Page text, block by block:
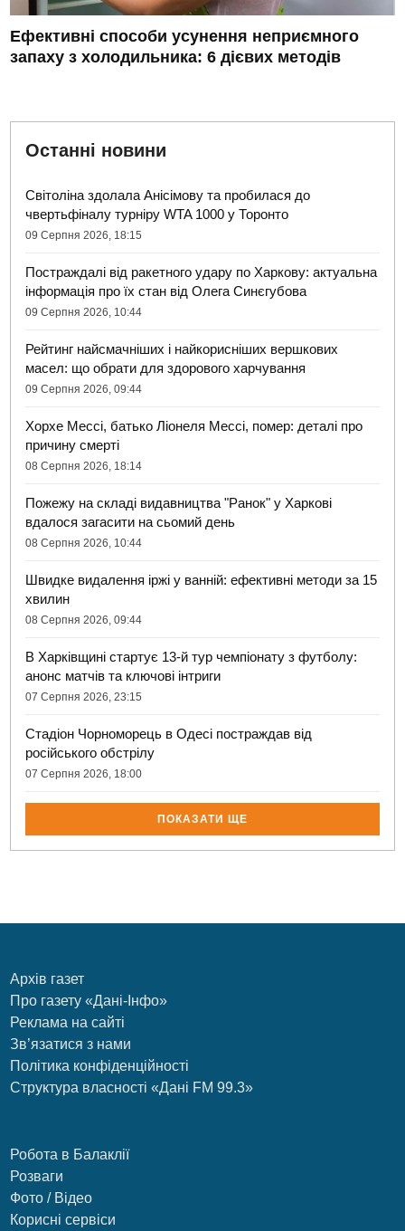
Ефективні способи усунення неприємного
запаху з холодильника: 6 дієвих методів
Останні новини
Світоліна здолала Анісімову та пробилася до
чвертьфіналу турніру WTA 1000 у Торонто
09 Серпня 2026, 18:15
Постраждалі від ракетного удару по Харкову: актуальна
інформація про їх стан від Олега Синєгубова
09 Серпня 2026, 10:44
Рейтинг найсмачніших і найкорисніших вершкових
масел: що обрати для здорового харчування
09 Серпня 2026, 09:44
Хорхе Мессі, батько Ліонеля Мессі, помер: деталі про
причину смерті
08 Серпня 2026, 18:14
Пожежу на складі видавництва "Ранок" у Харкові
вдалося загасити на сьомий день
08 Серпня 2026, 10:44
Швидке видалення іржі у ванній: ефективні методи за 15
хвилин
08 Серпня 2026, 09:44
В Харківщині стартує 13-й тур чемпіонату з футболу:
анонс матчів та ключові інтриги
07 Серпня 2026, 23:15
Стадіон Чорноморець в Одесі постраждав від
російського обстрілу
07 Серпня 2026, 18:00
ПОКАЗАТИ ЩЕ
Архів газет
Про газету «Дані-Інфо»
Реклама на сайті
Зв’язатися з нами
Політика конфіденційності
Структура власності «Дані FM 99.3»
Робота в Балаклії
Розваги
Фото / Відео
Корисні сервіси